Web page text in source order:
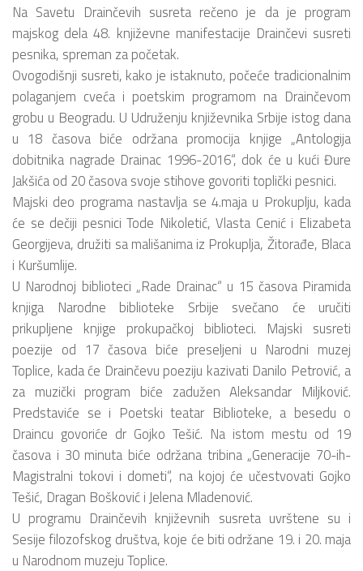
Na Savetu Drainčevih susreta rečeno je da je program
majskog dela 48. književne manifestacije Drainčevi susreti
pesnika, spreman za početak.
Ovogodišnji susreti, kako je istaknuto, počeće tradicionalnim
polaganjem cveća i poetskim programom na Drainčevom
grobu u Beogradu. U Udruženju književnika Srbije istog dana
u 18 časova biće održana promocija knjige „Antologija
dobitnika nagrade Drainac 1996-2016“, dok će u kući Đure
Jakšića od 20 časova svoje stihove govoriti toplički pesnici.
Majski deo programa nastavlja se 4.maja u Prokuplju, kada
će se dečiji pesnici Tode Nikoletić, Vlasta Cenić i Elizabeta
Georgijeva, družiti sa mališanima iz Prokuplja, Žitorađe, Blaca
i Kuršumlije.
U Narodnoj biblioteci „Rade Drainac“ u 15 časova Piramida
knjiga Narodne biblioteke Srbije svečano će uručiti
prikupljene knjige prokupačkoj biblioteci. Majski susreti
poezije od 17 časova biće preseljeni u Narodni muzej
Toplice, kada će Drainčevu poeziju kazivati Danilo Petrović, a
za muzički program biće zadužen Aleksandar Miljković.
Predstaviće se i Poetski teatar Biblioteke, a besedu o
Draincu govoriće dr Gojko Tešić. Na istom mestu od 19
časova i 30 minuta biće održana tribina „Generacije 70-ih-
Magistralni tokovi i dometi“, na kojoj će učestvovati Gojko
Tešić, Dragan Bošković i Jelena Mladenović.
U programu Drainčevih književnih susreta uvrštene su i
Sesije filozofskog društva, koje će biti održane 19. i 20. maja
u Narodnom muzeju Toplice.